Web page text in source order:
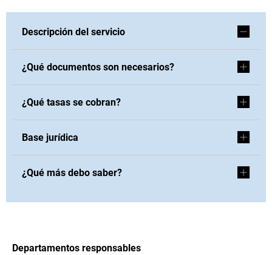
Descripción del servicio
¿Qué documentos son necesarios?
¿Qué tasas se cobran?
Base jurídica
¿Qué más debo saber?
Departamentos responsables